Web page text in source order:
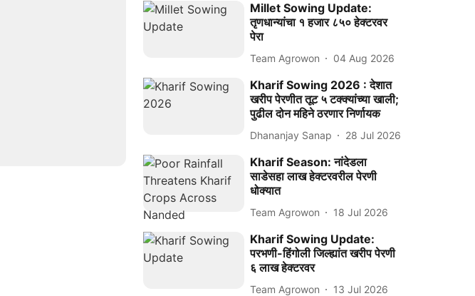
Millet Sowing Update:
तृणधान्यांचा १ हजार ८५० हेक्टरवर
पेरा
Team Agrowon 04 Aug 2026
Kharif Sowing 2026 : देशात
खरीप पेरणीत तूट ५ टक्क्यांच्या खाली;
पुढील दोन महिने ठरणार निर्णायक
Dhananjay Sanap 28 Jul 2026
Kharif Season: नांदेडला
साडेसहा लाख हेक्टरवरील पेरणी
धोक्यात
Team Agrowon 18 Jul 2026
Kharif Sowing Update:
परभणी-हिंगोली जिल्ह्यांत खरीप पेरणी
६ लाख हेक्टरवर
Team Agrowon 13 Jul 2026